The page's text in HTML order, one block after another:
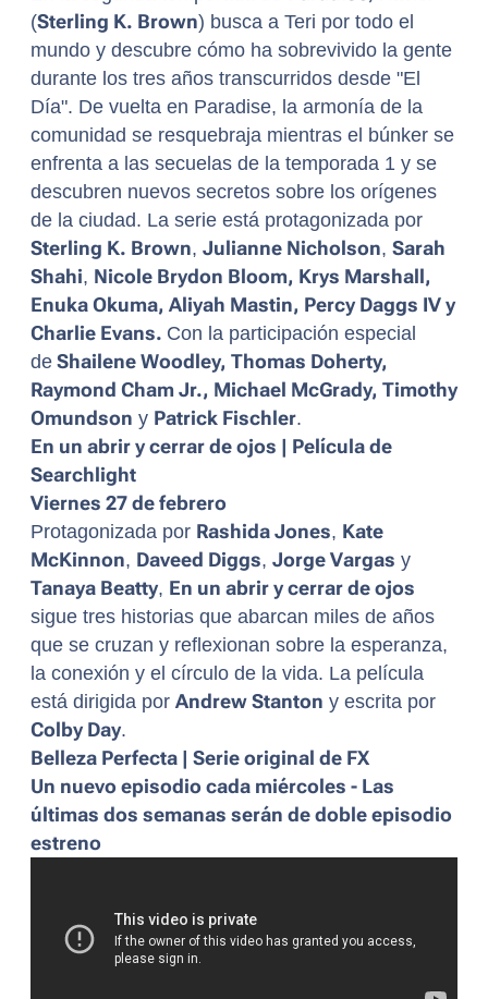
(Sterling K. Brown) busca a Teri por todo el
mundo y descubre cómo ha sobrevivido la gente
durante los tres años transcurridos desde "El
Día". De vuelta en Paradise, la armonía de la
comunidad se resquebraja mientras el búnker se
enfrenta a las secuelas de la temporada 1 y se
descubren nuevos secretos sobre los orígenes
de la ciudad. La serie está protagonizada por
Sterling K. Brown, Julianne Nicholson, Sarah
Shahi, Nicole Brydon Bloom, Krys Marshall,
Enuka Okuma, Aliyah Mastin, Percy Daggs IV y
Charlie Evans. Con la participación especial
de Shailene Woodley, Thomas Doherty,
Raymond Cham Jr., Michael McGrady, Timothy
Omundson y Patrick Fischler.
En un abrir y cerrar de ojos | Película de
Searchlight
Viernes 27 de febrero
Protagonizada por Rashida Jones, Kate
McKinnon, Daveed Diggs, Jorge Vargas y
Tanaya Beatty, En un abrir y cerrar de ojos
sigue tres historias que abarcan miles de años
que se cruzan y reflexionan sobre la esperanza,
la conexión y el círculo de la vida. La película
está dirigida por Andrew Stanton y escrita por
Colby Day.
Belleza Perfecta | Serie original de FX
Un nuevo episodio cada miércoles - Las
últimas dos semanas serán de doble episodio
estreno